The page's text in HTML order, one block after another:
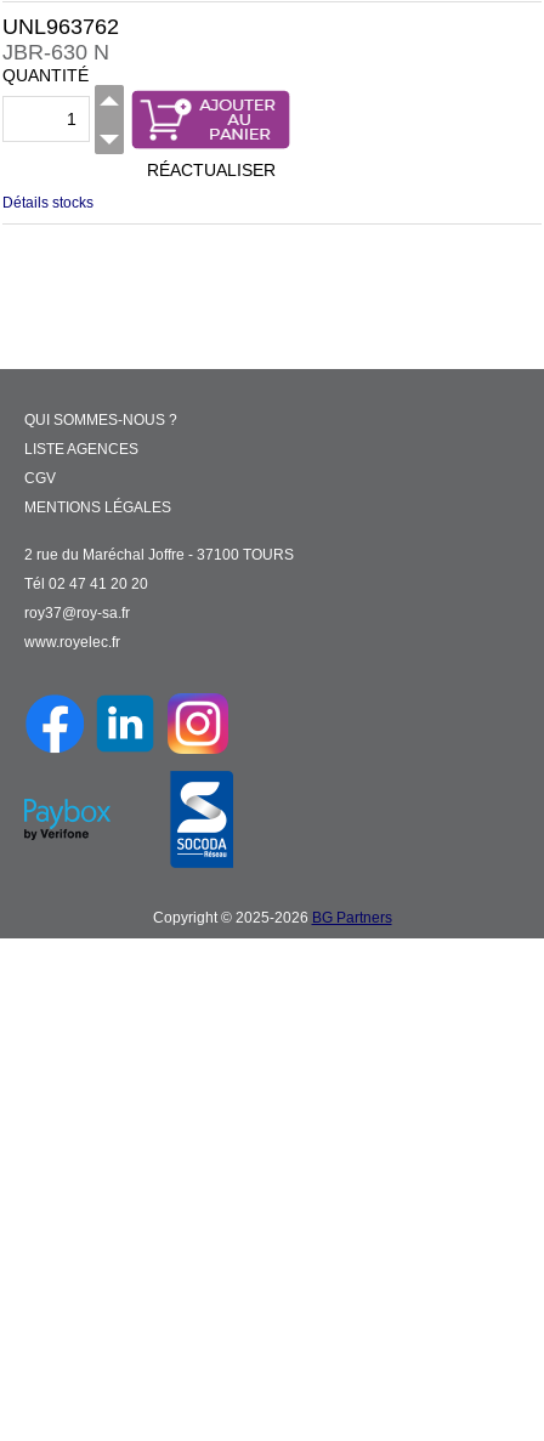
UNL963762
JBR-630 N
QUANTITÉ
RÉACTUALISER
Détails stocks
QUI SOMMES-NOUS ?
LISTE AGENCES
CGV
MENTIONS LÉGALES
2 rue du Maréchal Joffre - 37100 TOURS
Tél 02 47 41 20 20
roy37@roy-sa.fr
www.royelec.fr
Copyright © 2025-2026 BG Partners